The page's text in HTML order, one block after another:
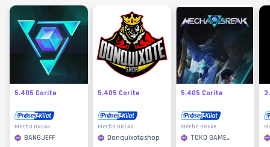
5.405 Corite
Mecha BREAK
BANGJEFF
5.405 Corite
Mecha BREAK
Donquixoteshop
5.405 Corite
Mecha BREAK
TOKO GAME